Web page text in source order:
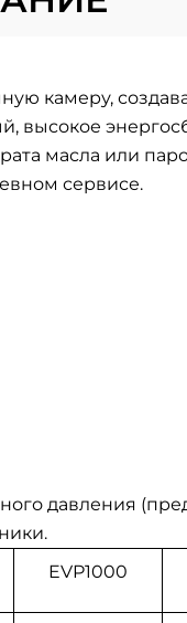
камеру,
высокое
масла или
сервисе.
давления
EVP1000